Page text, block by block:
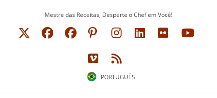
Mestre das Receitas, Desperte o Chef em Você!
PORTUGUÊS